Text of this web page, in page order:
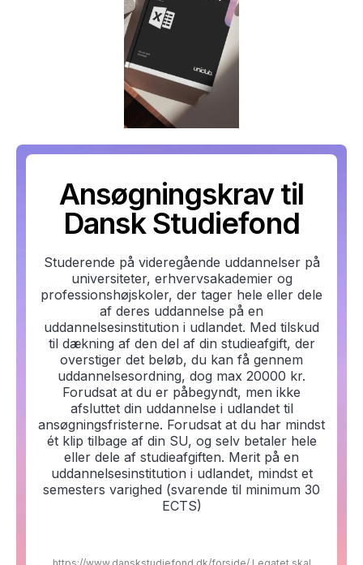
Ansøgningskrav til
Dansk Studiefond
Studerende på videregående uddannelser på
universiteter, erhvervsakademier og
professionshøjskoler, der tager hele eller dele
af deres uddannelse på en
uddannelsesinstitution i udlandet. Med tilskud
til dækning af den del af din studieafgift, der
overstiger det beløb, du kan få gennem
uddannelsesordning, dog max 20000 kr.
Forudsat at du er påbegyndt, men ikke
afsluttet din uddannelse i udlandet til
ansøgningsfristerne. Forudsat at du har mindst
ét ​​klip tilbage af din SU, og selv betaler hele
eller dele af studieafgiften. Merit på en
uddannelsesinstitution i udlandet, mindst et
semesters varighed (svarende til minimum 30
ECTS)